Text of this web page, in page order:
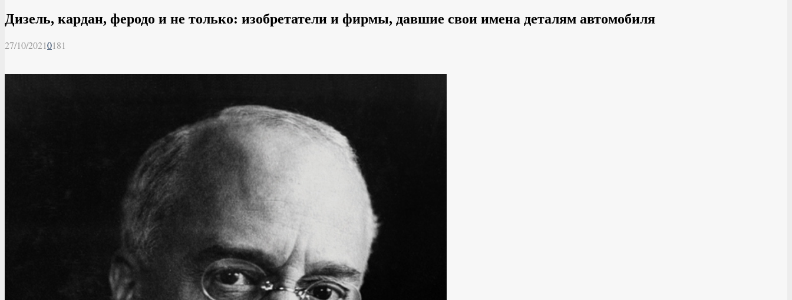
Дизель, кардан, феродо и не только: изобретатели и фирмы, давшие свои имена деталям автомобиля
27/10/20210181